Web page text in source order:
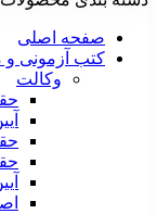
صفحه اصلی
کتب آزمونی و
وکالت